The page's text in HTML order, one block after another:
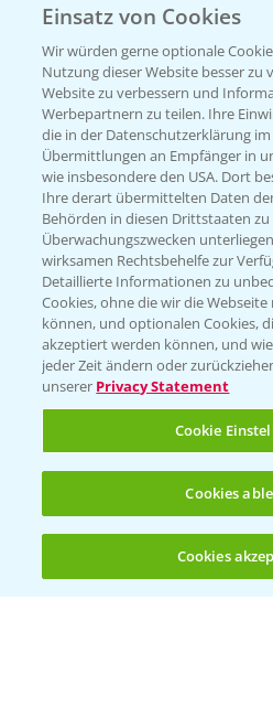
Beratung auf
T.+49 (0)174 346
KONTAKT
Hilfe in Notfällen
T.+49 (0)214/30-
Folgen
Allgemeine Nutzungsbedingungen
Einsatz von Cookies
Wir würden gerne optionale
Nutzung dieser Website besser zu
Website zu verbessern und
Werbepartnern zu teilen. Ihre
die in der Datenschutzerklärung
Übermittlungen an Empfänger in
wie insbesondere den USA. Dort
Ihre derart übermittelten Daten
Behörden in diesen Drittstaaten
Überwachungszwecken
wirksamen Rechtsbehelfe zur
Detaillierte Informationen zu
Cookies, ohne die wir die
können, und optionalen Cookies,
akzeptiert werden können, und
jeder Zeit ändern oder
unserer Privacy Statement
Cookie
Cookies
Cookies